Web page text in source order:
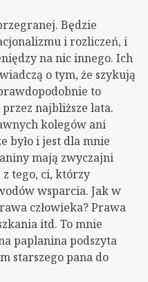
Będzie
i rozliczeń, i
na nic innego. Ich
o tym, że szykują
to
najbliższe lata.
kolegów ani
było i jest dla mnie
mają zwyczajni
tego, ci, którzy
wsparcia. Jak w
człowieka? Prawa
itd. To mnie
paplanina podszyta
starszego pana do